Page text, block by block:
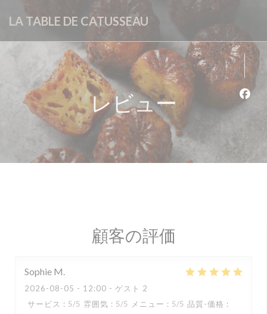
クッキー利用の管理について
LA TABLE DE CATUSSEAU
レビュー
顧客の評価
Sophie M
2026-08-05 - 12:00 - ゲスト 2
サービス : 5/5 雰囲気 : 5/5 メニュー : 5/5 品質-価格 :